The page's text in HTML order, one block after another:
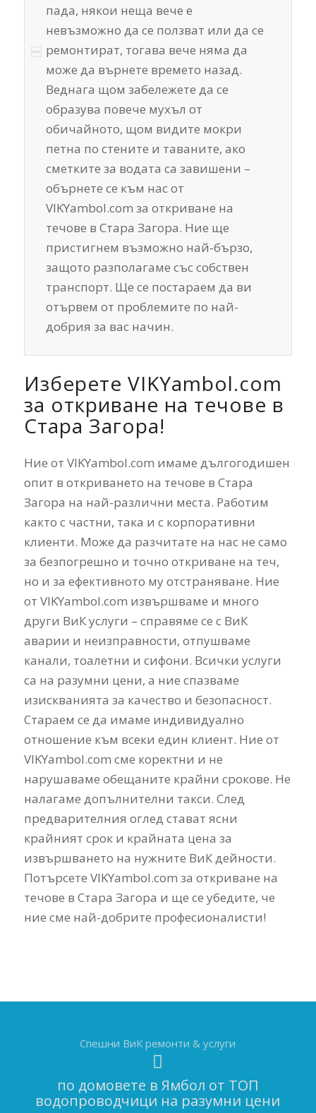
пада, някои неща вече е
невъзможно да се ползват или да се
ремонтират, тогава вече няма да
може да върнете времето назад.
Веднага щом забележете да се
образува повече мухъл от
обичайното, щом видите мокри
петна по стените и таваните, ако
сметките за водата са завишени –
обърнете се към нас от
VIKYambol.com за откриване на
течове в Стара Загора. Ние ще
пристигнем възможно най-бързо,
защото разполагаме със собствен
транспорт. Ще се постараем да ви
отървем от проблемите по най-
добрия за вас начин.
Изберете VIKYambol.com
за откриване на течове в
Стара Загора!
Ние от VIKYambol.com имаме дългогодишен
опит в откриването на течове в Стара
Загора на най-различни места. Работим
както с частни, така и с корпоративни
клиенти. Може да разчитате на нас не само
за безпогрешно и точно откриване на теч,
но и за ефективното му отстраняване. Ние
от VIKYambol.com извършваме и много
други ВиК услуги – справяме се с ВиК
аварии и неизправности, отпушваме
канали, тоалетни и сифони. Всички услуги
са на разумни цени, а ние спазваме
изискванията за качество и безопасност.
Стараем се да имаме индивидуално
отношение към всеки един клиент. Ние от
VIKYambol.com сме коректни и не
нарушаваме обещаните крайни срокове. Не
налагаме допълнителни такси. След
предварителния оглед стават ясни
крайният срок и крайната цена за
извършването на нужните ВиК дейности.
Потърсете VIKYambol.com за откриване на
течове в Стара Загора и ще се убедите, че
ние сме най-добрите професионалисти!
Спешни ВиК ремонти & услуги
по домовете в Ямбол от ТОП
водопроводчици на разумни цени